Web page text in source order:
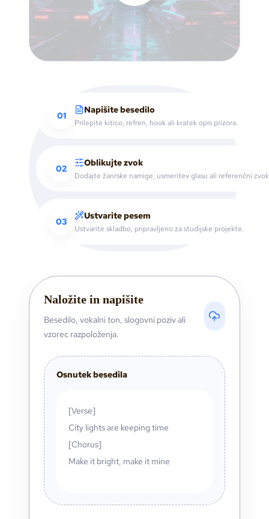
01
Napišite besedilo
Prilepite kitico, refren, hook ali kratek opis prizora.
02
Oblikujte zvok
Dodajte žanrske namige, usmeritev glasu ali referenčni
03
Ustvarite pesem
Ustvarite skladbo, pripravljeno za studijske projekte.
Naložite in napišite
Besedilo, vokalni ton, slogovni poziv ali
vzorec razpoloženja.
Osnutek besedila
[Verse]
City lights are keeping time
[Chorus]
Make it bright, make it mine